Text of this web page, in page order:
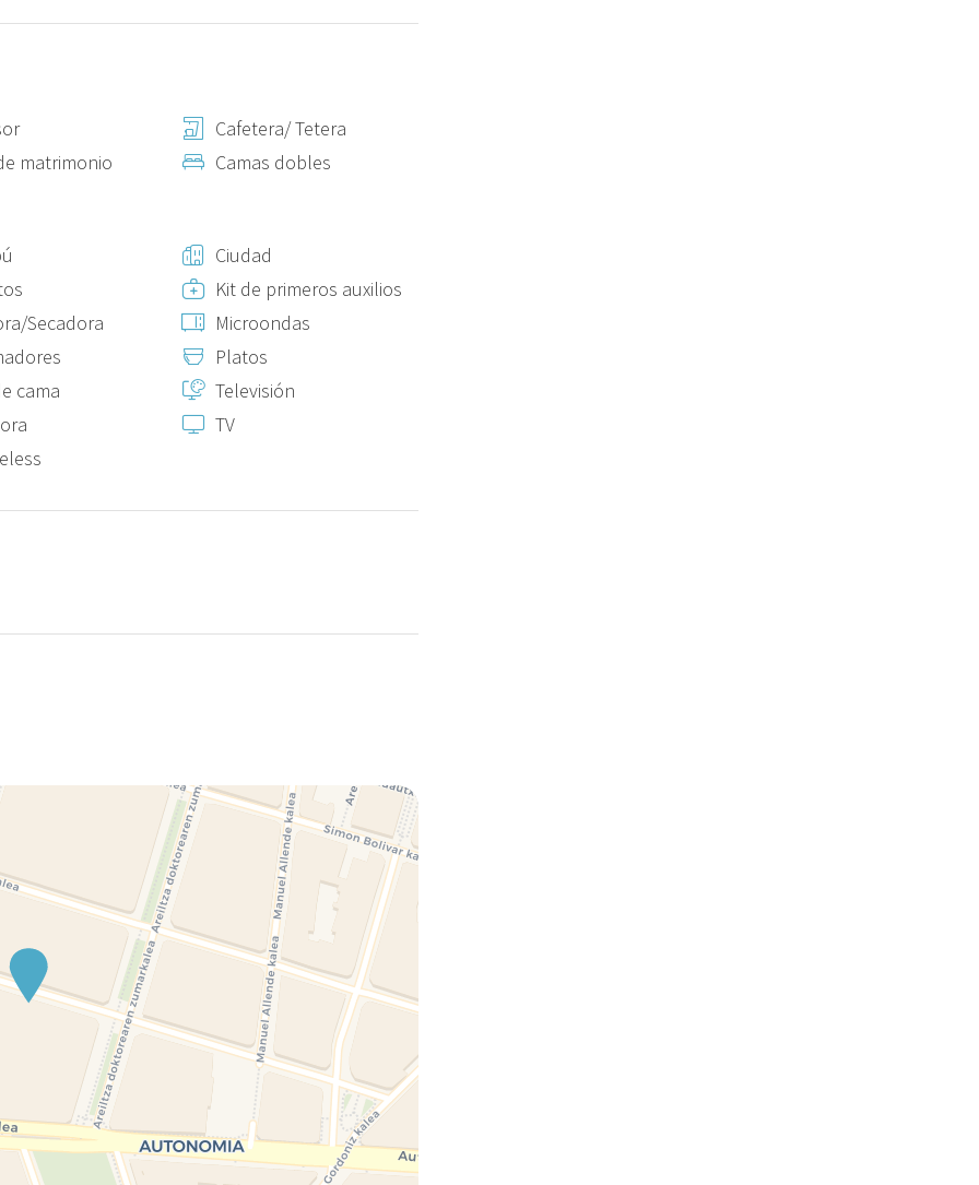
la reserva, es obligatorio realizar un depósito a través de
si no se detectan incidentes. Sin este depósito, la
adicionales para hacer su estancia más cómoda
reserva previa
fuera posible, tendrá un coste de 20 €, que deberá
una vez le confirmemos su disponibilidad.
Cafetera/ Tetera
matrimonio Camas dobles
Ciudad
Kit de primeros auxilios
Secadora
Microondas
Platos
cama
Televisión
TV